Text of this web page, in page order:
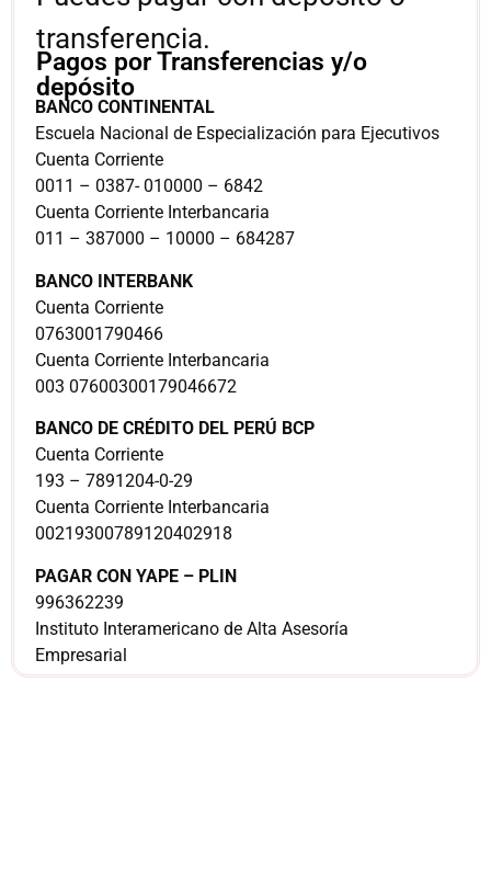
transferencia.
BANCO CONTINENTAL
Escuela Nacional de Especialización para Ejecutivos
Cuenta Corriente
0011 – 0387- 010000 – 6842
Cuenta Corriente Interbancaria
011 – 387000 – 10000 – 684287
BANCO INTERBANK
Cuenta Corriente
0763001790466
Cuenta Corriente Interbancaria
003 07600300179046672
BANCO DE CRÉDITO DEL PERÚ BCP
Cuenta Corriente
193 – 7891204-0-29
Cuenta Corriente Interbancaria
00219300789120402918
PAGAR CON YAPE – PLIN
996362239
Instituto Interamericano de Alta Asesoría
Empresarial
Pagos por Transferencias y/o
depósito